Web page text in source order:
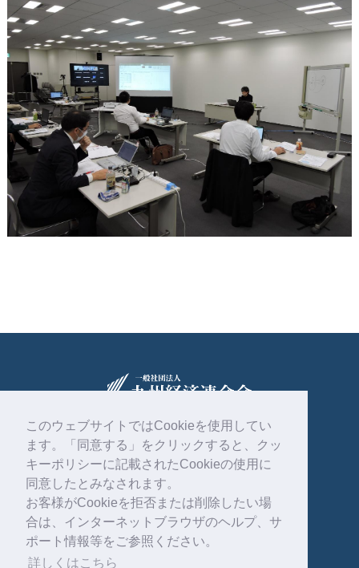
このウェブサイトではCookieを使用してい
ます。「同意する」をクリックすると、クッ
キーポリシーに記載されたCookieの使用に
同意したとみなされます。
お客様がCookieを拒否または削除したい場
合は、インターネットブラウザのヘルプ、サ
ポート情報等をご参照ください。
詳しくはこちら
〒810-0004
福岡市中央区渡辺通2丁目1番82号
092-761-4261